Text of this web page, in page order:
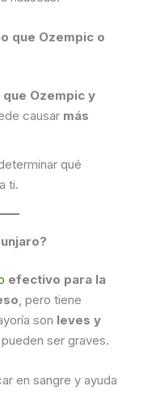
que Ozempic o
Ozempic y
causar más
qué
ti.
efectivo para la
, pero tiene
son leves y
ser graves.
en sangre y ayuda